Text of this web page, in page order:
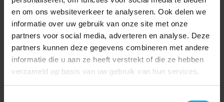
en om ons websiteverkeer te analyseren. Ook delen we
informatie over uw gebruik van onze site met onze
partners voor social media, adverteren en analyse. Deze
partners kunnen deze gegevens combineren met andere
informatie die u aan ze heeft verstrekt of die ze hebben
verzameld op basis van uw gebruik van hun services.